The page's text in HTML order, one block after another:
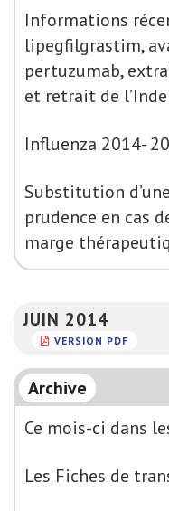
Informations
lipegfilgrastim,
pertuzumab,
et retrait de
Influenza 2014-
Substitution
prudence en cas
marge
JUIN 2014
VERSION PDF
Archive
Ce mois-ci dans
Les Fiches de